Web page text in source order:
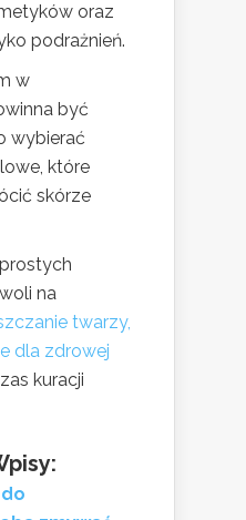
oraz
podrażnień.
w
być
wybierać
które
skórze
na
twarzy,
dla zdrowej
kuracji